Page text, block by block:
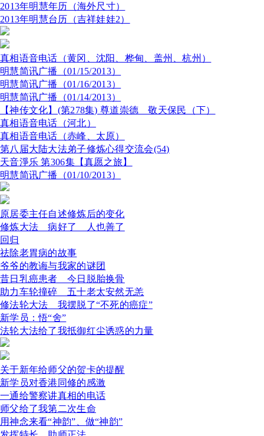
2013年明慧年历（海外尺寸）
2013年明慧台历（吉祥娃娃2）
真相语音电话（黄冈、沈阳、桦甸、盖州、杭州）
明慧简讯广播（01/15/2013）
明慧简讯广播（01/16/2013）
明慧简讯广播（01/14/2013）
【神传文化】(第278集) 尊道崇德 敬天保民（下）
真相语音电话（河北）
真相语音电话（赤峰、太原）
第八届大陆大法弟子修炼心得交流会(54)
天音淨乐 第306集【真愿之旅】
明慧简讯广播（01/10/2013）
原居委主任自述修炼后的变化
修炼大法 病好了 人也善了
回归
祛除老胃病的故事
爷爷的教诲与我家的谜团
昔日乳癌患者 今日脱胎换骨
助力车轮撞碎 五十老太安然无恙
修法轮大法 我摆脱了“不死的癌症”
新学员：悟“舍”
法轮大法给了我抵御红尘诱惑的力量
关于新年给师父的贺卡的提醒
新学员对香港同修的感激
一通给警察讲真相的电话
师父给了我第二次生命
用神念来看“神韵”、做“神韵”